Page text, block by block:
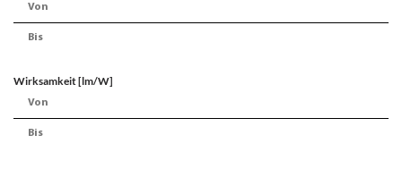
Wirksamkeit [lm/W]